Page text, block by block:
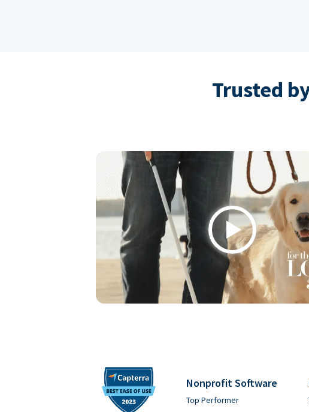
Trusted
Play
Nonprofit Software
Top Performer